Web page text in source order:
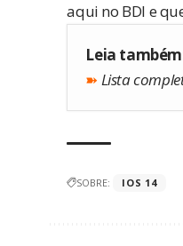
aqui no BDI e
Leia
➽ Lista
SOBRE: IOS 14